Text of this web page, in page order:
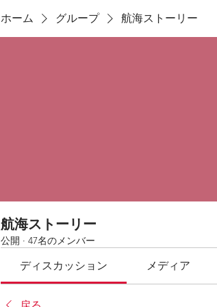
ホーム グループ 航海ストーリー
航海ストーリー
公開 · 47名のメンバー
ディスカッション メディア